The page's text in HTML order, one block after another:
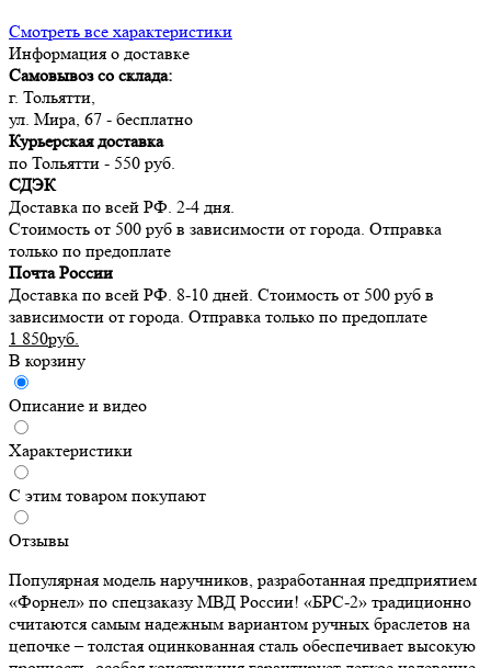
Смотреть все характеристики
Информация о доставке
Самовывоз со склада:
г. Тольятти,
ул. Мира, 67 - бесплатно
Курьерская доставка
по Тольятти - 550 руб.
СДЭК
Доставка по всей РФ. 2-4 дня.
Стоимость от 500 руб в зависимости от города. Отправка
только по предоплате
Почта России
Доставка по всей РФ. 8-10 дней. Стоимость от 500 руб в
зависимости от города. Отправка только по предоплате
1 850руб.
В корзину
Описание и видео
Характеристики
С этим товаром покупают
Отзывы
Популярная модель наручников, разработанная предприятием
«Форнел» по спецзаказу МВД России! «БРС-2» традиционно
считаются самым надежным вариантом ручных браслетов на
цепочке – толстая оцинкованная сталь обеспечивает высокую